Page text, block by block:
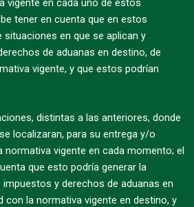
tener en cuenta que en estos
en que se aplican y
de aduanas en destino, de
vigente, y que estos podrían
distintas a las anteriores, donde
localizaran, para su entrega y/o
normativa vigente en cada momento; el
que esto podría generar la
y derechos de aduanas en
con la normativa vigente en destino, y